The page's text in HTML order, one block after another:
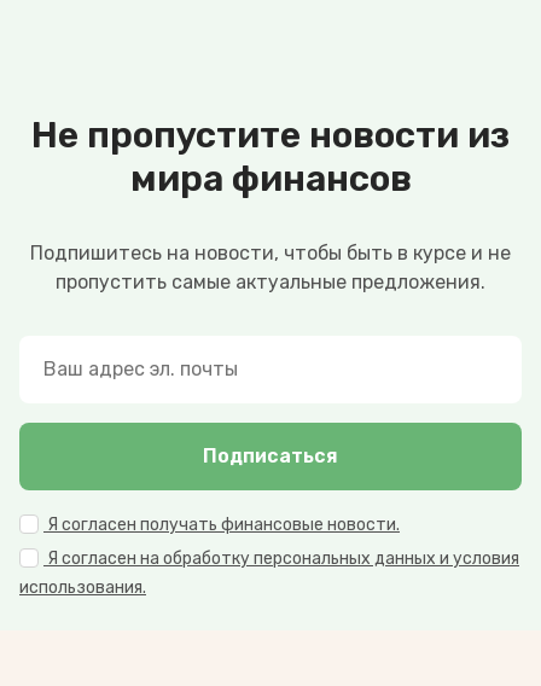
Не пропустите новости из
мира финансов
Подпишитесь на новости, чтобы быть в курсе и не
пропустить самые актуальные предложения.
Подписаться
Я согласен получать финансовые новости.
Я согласен на обработку персональных данных и условия
использования.